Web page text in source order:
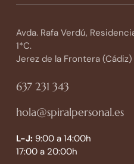
Avda. Rafa Verdú,
1*C.
Jerez de la Frontera (Cádiz)
637 231 343
hola@spiralpersonal.es
L-J: 9:00 a 14:00h
17:00 a 20:00h